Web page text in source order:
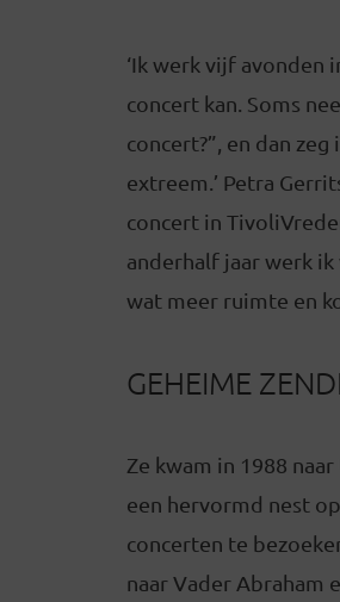
‘Ik werk vijf avonden
concert kan. Soms
concert?”, en dan
extreem.’ Petra
concert in
anderhalf jaar werk
wat meer ruimte en
GEHEIME
Ze kwam in 1988
een hervormd nest
concerten te
naar Vader Abraham